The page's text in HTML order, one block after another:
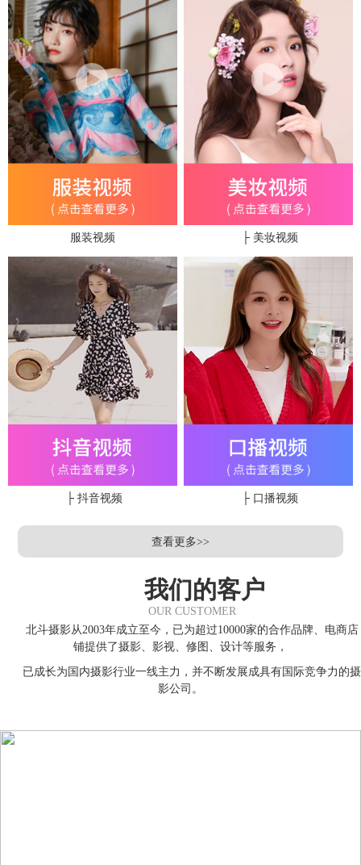
服装视频 ├ 美妆视频
├ 抖音视频 ├ 口播视频
查看更多>>
我们的客户
OUR CUSTOMER
北斗摄影从2003年成立至今，已为超过10000家的合作品牌、电商店
铺提供了摄影、影视、修图、设计等服务，
已成长为国内摄影行业一线主力，并不断发展成具有国际竞争力的摄
影公司。